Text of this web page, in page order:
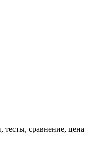
сравнение, цена